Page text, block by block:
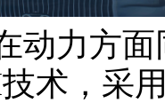
动力方
术，采